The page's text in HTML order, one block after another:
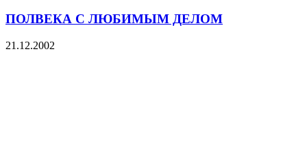
ПОЛВЕКА С ЛЮБИМЫМ ДЕЛОМ
21.12.2002